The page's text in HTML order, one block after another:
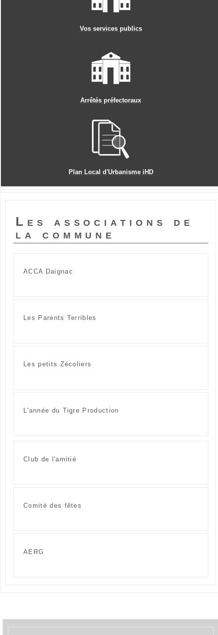
Vos services publics
Arrêtés préfectoraux
Plan Local d'Urbanisme iHD
Les associations de
la commune
ACCA Daignac
Les Parents Terribles
Les petits Zécoliers
L'année du Tigre Production
Club de l'amitié
Comité des fêtes
AERG